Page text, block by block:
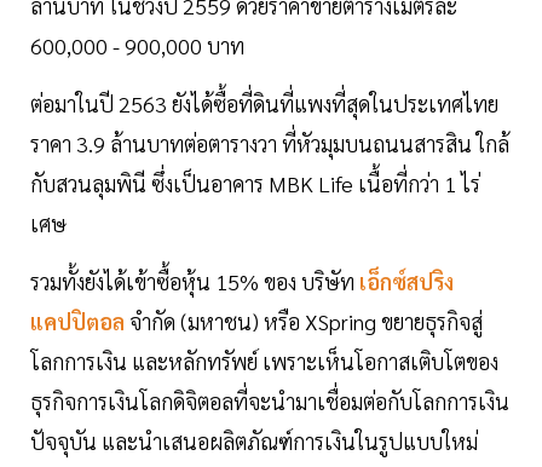
600,000 - 900,000 บาท
ต่อมาในปี 2563 ยังได้ซื้อที่ดินที่แพงที่สุดในประเทศไทย
ราคา 3.9 ล้านบาทต่อตารางวา ที่หัวมุมบนถนนสารสิน ใกล้
กับสวนลุมพินี ซึ่งเป็นอาคาร MBK Life เนื้อที่กว่า 1 ไร่
เศษ
รวมทั้งยังได้เข้าซื้อหุ้น 15% ของ บริษัท เอ็กซ์สปริง
แคปปิตอล จำกัด (มหาชน) หรือ XSpring ขยายธุรกิจสู่
โลกการเงิน และหลักทรัพย์ เพราะเห็นโอกาสเติบโตของ
ธุรกิจการเงินโลกดิจิตอลที่จะนำมาเชื่อมต่อกับโลกการเงิน
ปัจจุบัน และนำเสนอผลิตภัณฑ์การเงินในรูปแบบใหม่